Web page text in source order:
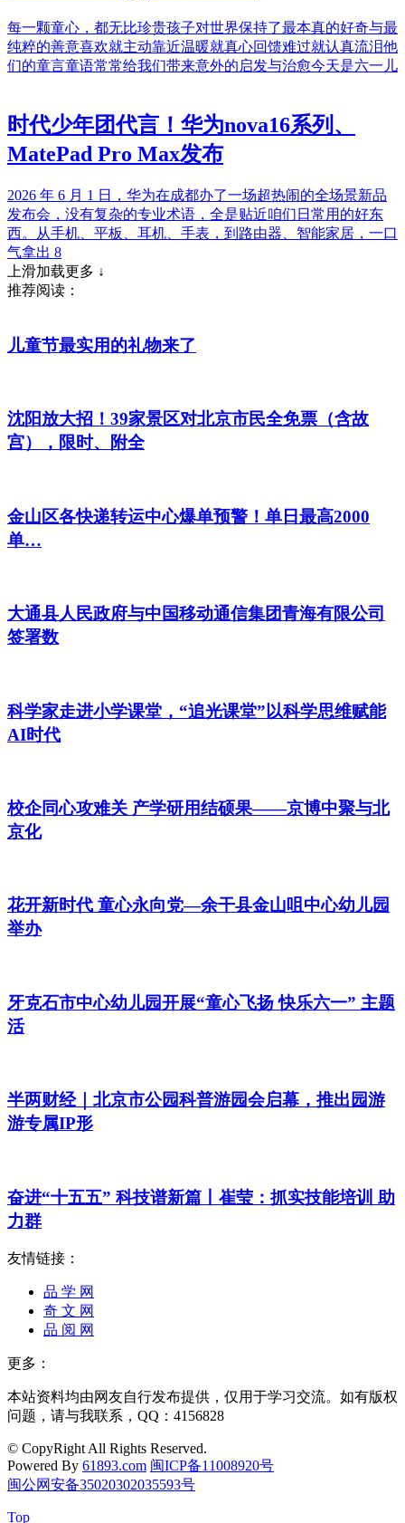
每一颗童心，都无比珍贵孩子对世界保持了最本真的好奇与最
纯粹的善意喜欢就主动靠近温暖就真心回馈难过就认真流泪他
们的童言童语常常给我们带来意外的启发与治愈今天是六一儿
时代少年团代言！华为nova16系列、
MatePad Pro Max发布
2026 年 6 月 1 日，华为在成都办了一场超热闹的全场景新品
发布会，没有复杂的专业术语，全是贴近咱们日常用的好东
西。从手机、平板、耳机、手表，到路由器、智能家居，一口
气拿出 8
上滑加载更多 ↓
推荐阅读：
儿童节最实用的礼物来了
沈阳放大招！39家景区对北京市民全免票（含故
宫），限时、附全
金山区各快递转运中心爆单预警！单日最高2000
单…
大通县人民政府与中国移动通信集团青海有限公司
签署数
科学家走进小学课堂，“追光课堂”以科学思维赋能
AI时代
校企同心攻难关 产学研用结硕果——京博中聚与北
京化
花开新时代 童心永向党—余干县金山咀中心幼儿园
举办
牙克石市中心幼儿园开展“童心飞扬 快乐六一” 主题
活
半两财经｜北京市公园科普游园会启幕，推出园游
游专属IP形
奋进“十五五” 科技谱新篇丨崔莹：抓实技能培训 助
力群
友情链接：
品 学 网
奇 文 网
品 阅 网
更多：
本站资料均由网友自行发布提供，仅用于学习交流。如有版权
问题，请与我联系，QQ：4156828
© CopyRight All Rights Reserved.
Powered By 61893.com 闽ICP备11008920号
闽公网安备35020302035593号
Top